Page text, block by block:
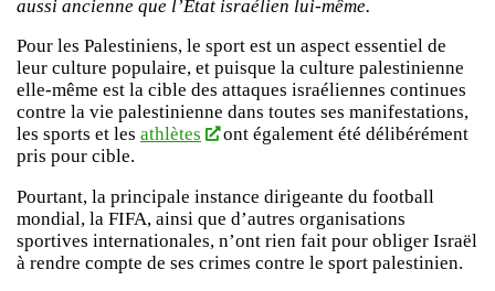
aussi ancienne que l’État israélien lui-même.
Pour les Palestiniens, le sport est un aspect essentiel de
leur culture populaire, et puisque la culture palestinienne
elle-même est la cible des attaques israéliennes continues
contre la vie palestinienne dans toutes ses manifestations,
les sports et les athlètes
ont également été délibérément
pris pour cible.
Pourtant, la principale instance dirigeante du football
mondial, la FIFA, ainsi que d’autres organisations
sportives internationales, n’ont rien fait pour obliger Israël
à rendre compte de ses crimes contre le sport palestinien.